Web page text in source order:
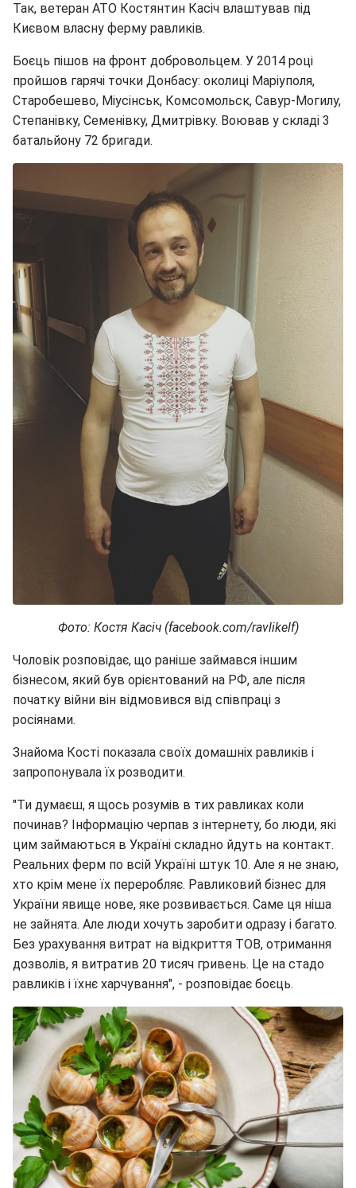
Так, ветеран АТО Костянтин Касіч влаштував під
Києвом власну ферму равликів.
Боєць пішов на фронт добровольцем. У 2014 році
пройшов гарячі точки Донбасу: околиці Маріуполя,
Старобешево, Міусінськ, Комсомольск, Савур-Могилу,
Степанівку, Семенівку, Дмитрівку. Воював у складі 3
батальйону 72 бригади.
Фото: Костя Касіч (facebook.com/ravlikelf)
Чоловік розповідає, що раніше займався іншим
бізнесом, який був орієнтований на РФ, але після
початку війни він відмовився від співпраці з
росіянами.
Знайома Кості показала своїх домашніх равликів і
запропонувала їх розводити.
"Ти думаєш, я щось розумів в тих равликах коли
починав? Інформацію черпав з інтернету, бо люди, які
цим займаються в Україні складно йдуть на контакт.
Реальних ферм по всій Україні штук 10. Але я не знаю,
хто крім мене їх переробляє. Равликовий бізнес для
України явище нове, яке розвивається. Саме ця ніша
не зайнята. Але люди хочуть заробити одразу і багато.
Без урахування витрат на відкриття ТОВ, отримання
дозволів, я витратив 20 тисяч гривень. Це на стадо
равликів і їхнє харчування", - розповідає боєць.